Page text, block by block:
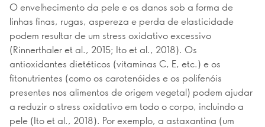
O envelhecimento da pele e os danos sob a forma de
linhas finas, rugas, aspereza e perda de elasticidade
podem resultar de um stress oxidativo excessivo
(Rinnerthaler et al., 2015; Ito et al., 2018). Os
antioxidantes dietéticos (vitaminas C, E, etc.) e os
fitonutrientes (como os carotenóides e os polifenóis
presentes nos alimentos de origem vegetal) podem ajudar
a reduzir o stress oxidativo em todo o corpo, incluindo a
pele (Ito et al., 2018). Por exemplo, a astaxantina (um